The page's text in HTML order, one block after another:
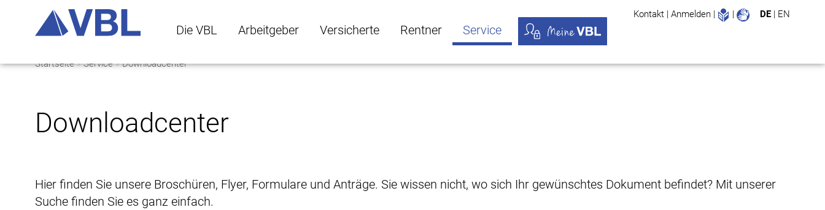
Die VBL Arbeitgeber Versicherte Rentner Service
Kontakt | Anmelden | Leichte Sprache
| DE | EN
Startseite Service Downloadcenter
Downloadcenter
Hier finden Sie unsere Broschüren, Flyer, Formulare und Anträge. Sie wissen nicht, wo sich Ihr gewünschtes Dokument befindet? Mit unserer
Suche finden Sie es ganz einfach.